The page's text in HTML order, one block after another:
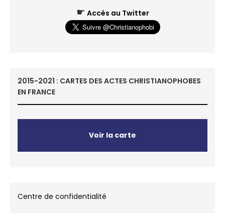
☛ Accès au Twitter
2015-2021 : CARTES DES ACTES CHRISTIANOPHOBES
EN FRANCE
Voir la carte
Centre de confidentialité